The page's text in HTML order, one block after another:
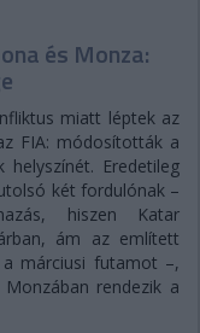
és Monza:
miatt léptek az
FIA: módosították a
Eredetileg
két fordulónak –
hiszen Katar
ám az említett
márciusi futamot –,
rendezik a